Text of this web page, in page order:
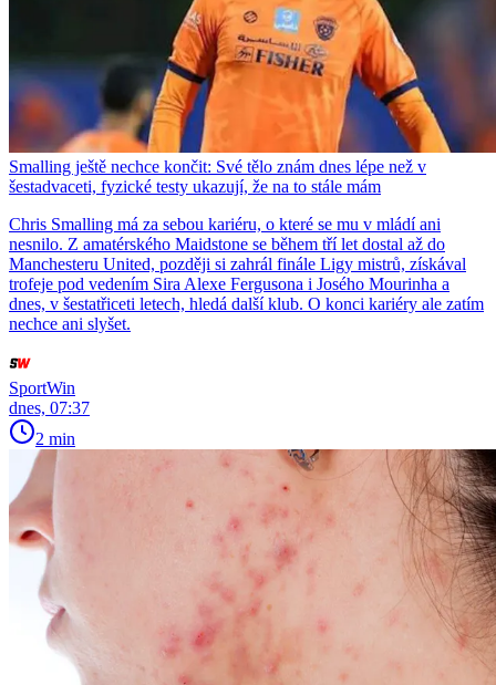
Smalling ještě nechce končit: Své tělo znám dnes lépe než v
šestadvaceti, fyzické testy ukazují, že na to stále mám
Chris Smalling má za sebou kariéru, o které se mu v mládí ani
nesnilo. Z amatérského Maidstone se během tří let dostal až do
Manchesteru United, později si zahrál finále Ligy mistrů, získával
trofeje pod vedením Sira Alexe Fergusona i Josého Mourinha a
dnes, v šestatřiceti letech, hledá další klub. O konci kariéry ale zatím
nechce ani slyšet.
SportWin
dnes, 07:37
2 min